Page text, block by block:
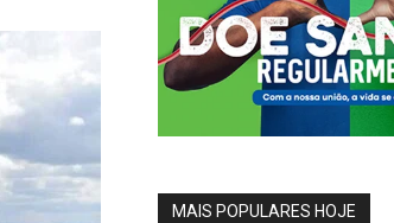
MAIS POPULARES HOJE